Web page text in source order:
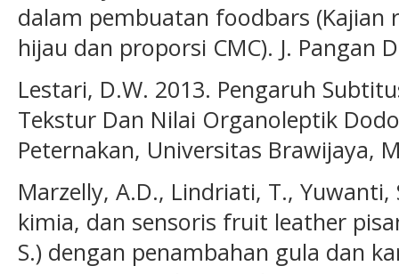
dalam pembuatan foodbars (Kajian
hijau dan proporsi CMC). J. Pangan
Lestari, D.W. 2013. Pengaruh
Tekstur Dan Nilai Organoleptik
Peternakan, Universitas Brawijaya,
Marzelly, A.D., Lindriati, T.,
kimia, dan sensoris fruit leather
S.) dengan penambahan gula dan